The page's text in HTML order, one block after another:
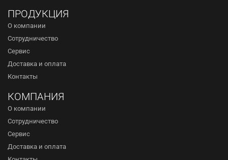
ПРОДУКЦИЯ
О компании
Сотрудничество
Сервис
Доставка и оплата
Контакты
КОМПАНИЯ
О компании
Сотрудничество
Сервис
Доставка и оплата